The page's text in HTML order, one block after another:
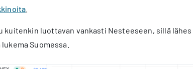
luottavan vankasti Nesteeseen, sillä lähes
Suomessa.